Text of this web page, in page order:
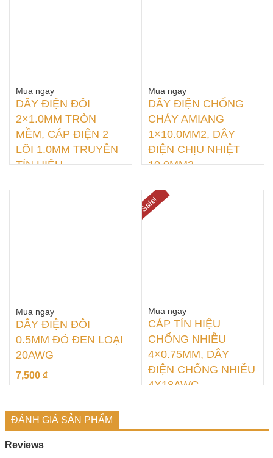
Mua ngay
DÂY ĐIỆN ĐÔI
2×1.0MM TRÒN
MỀM, CÁP ĐIỆN 2
LÕI 1.0MM TRUYỀN
TÍN HIỆU
Mua ngay
DÂY ĐIỆN CHỐNG
CHÁY AMIANG
1×10.0MM2, DÂY
ĐIỆN CHỊU NHIỆT
10.0MM2
Mua ngay
DÂY ĐIỆN ĐÔI
0.5MM ĐỎ ĐEN LOẠI
20AWG
7,500 ₫
Sale!
Mua ngay
CÁP TÍN HIỆU
CHỐNG NHIỄU
4×0.75MM, DÂY
ĐIỆN CHỐNG NHIỄU
4X18AWG
ĐÁNH GIÁ SẢN PHẨM
Reviews